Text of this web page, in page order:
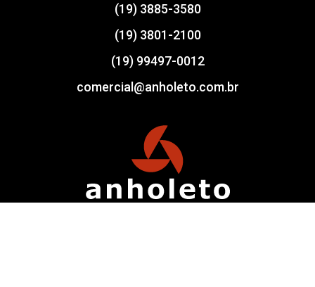
(19) 3885-3580
(19) 3801-2100
(19) 99497-0012
comercial@anholeto.com.br